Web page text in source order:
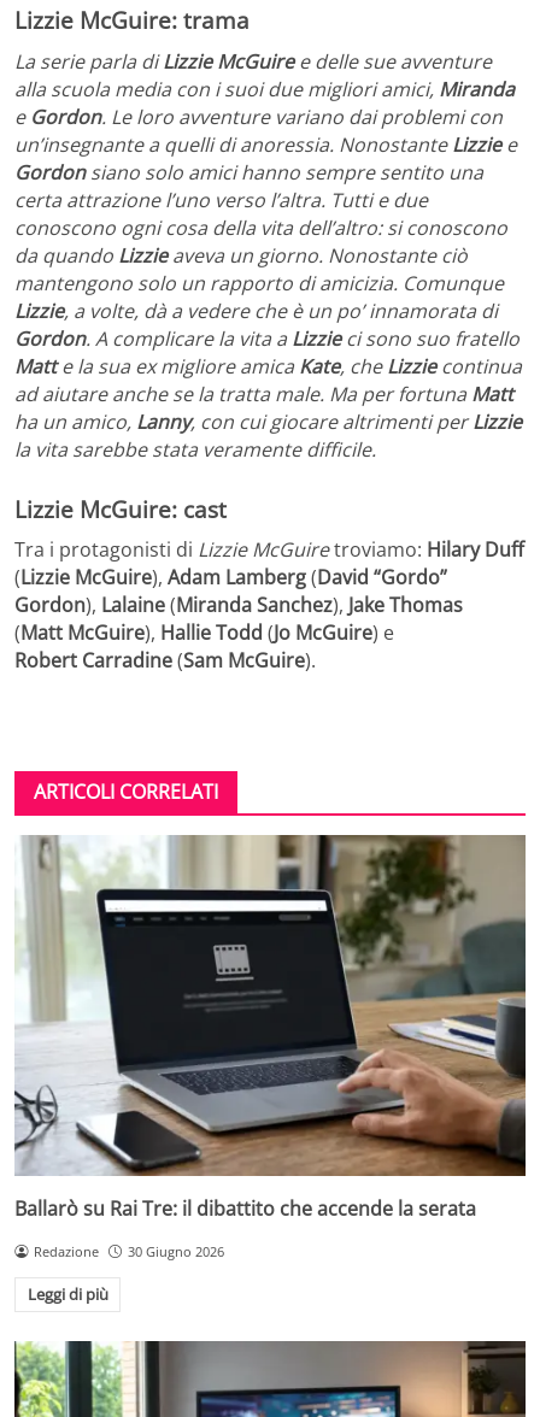
Lizzie McGuire: trama
La serie parla diLizzie McGuiree delle sue avventure
alla scuola media con i suoi due migliori amici, Miranda
e Gordon. Le loro avventure variano dai problemi con
un’insegnante a quelli di anoressia. NonostanteLizziee
Gordonsiano solo amici hanno sempre sentito una
certa attrazione l’uno verso l’altra. Tutti e due
conoscono ogni cosa della vita dell’altro: si conoscono
da quando Lizzieaveva un giorno. Nonostante ciò
mantengono solo un rapporto di amicizia. Comunque
Lizzie, a volte, dà a vedere che è un po’ innamorata di
Gordon. A complicare la vita a Lizzieci sono suo fratello
Matte la sua ex migliore amica Kate, cheLizziecontinua
ad aiutare anche se la tratta male. Ma per fortuna Matt
ha un amico, Lanny, con cui giocare altrimenti perLizzie
la vita sarebbe stata veramente difficile.
Lizzie McGuire: cast
Tra i protagonisti di Lizzie McGuiretroviamo: Hilary Duff
(Lizzie McGuire), Adam Lamberg(David “Gordo”
Gordon), Lalaine(Miranda Sanchez), Jake Thomas
(Matt McGuire), HallieTodd (Jo McGuire) e
Robert Carradine(Sam McGuire).
ARTICOLI CORRELATI
Ballarò su Rai Tre: il dibattito che accende la serata
Redazione 30 Giugno 2026
Leggi di più